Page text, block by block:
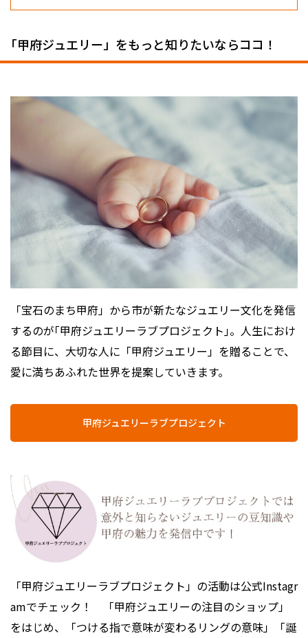
「甲府ジュエリー」をもっと知りたいならココ！
「宝石のまち甲府」から市が新たなジュエリー文化を発信
するのが｢甲府ジュエリーラブプロジェクト｣。人生におけ
る節目に、大切な人に「甲府ジュエリー」を贈ることで、
愛に満ちあふれた世界を提案していきます。
甲府ジュエリーラブプロジェクト
「甲府ジュエリーラブプロジェクト」の活動は公式Instagr
amでチェック！ 「甲府ジュエリーの注目のショップ」
をはじめ、「つける指で意味が変わるリングの意味」「誕